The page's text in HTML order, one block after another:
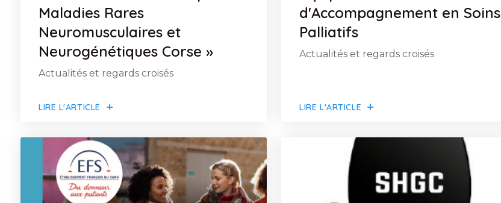
LIRE L'ARTICLE
Maladies Rares
Neuromusculaires et
Neurogénétiques Corse »
Actualités et regards croisés
LIRE L'ARTICLE
d'Accompagnement en Soins
Palliatifs
Actualités et regards croisés